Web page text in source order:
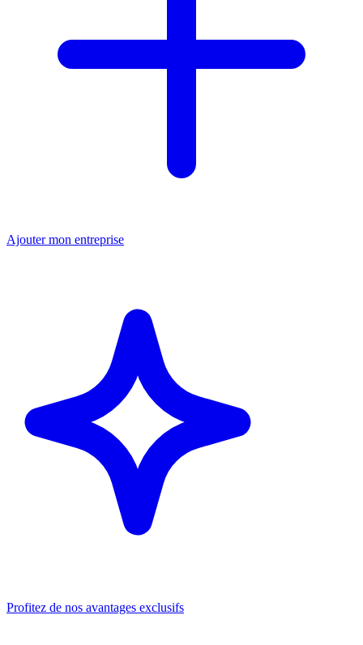
Ajouter mon entreprise
Profitez de nos avantages exclusifs